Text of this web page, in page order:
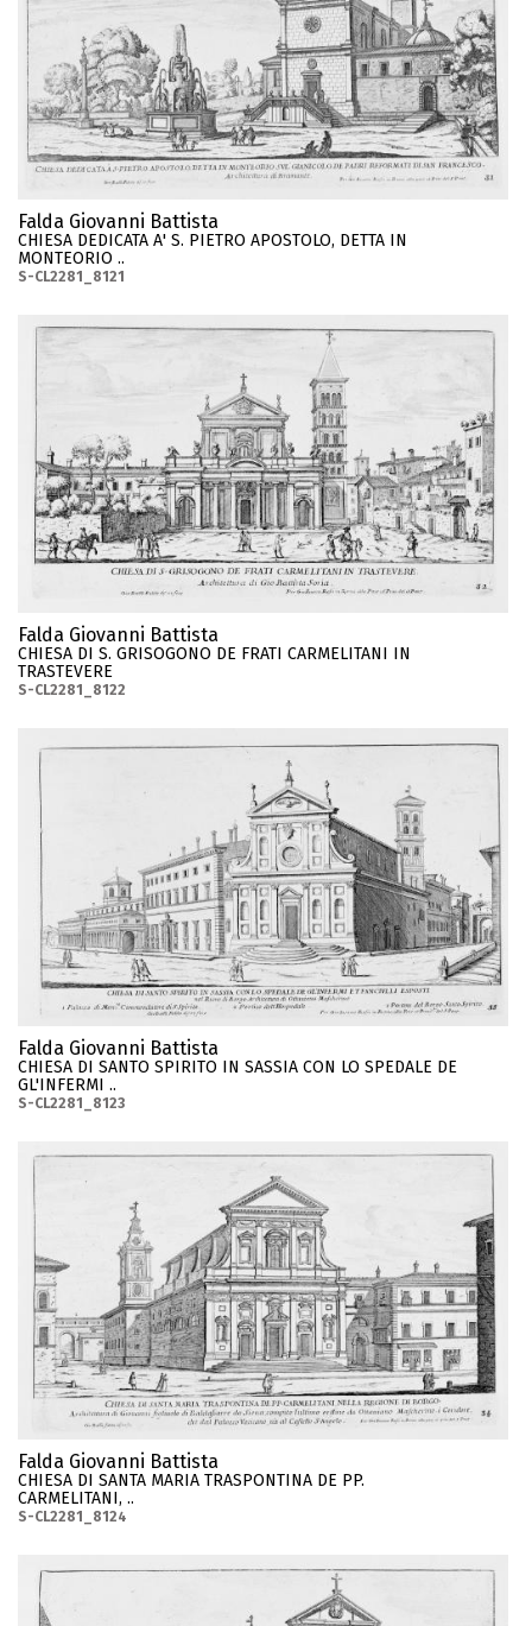
Falda Giovanni Battista
CHIESA DEDICATA A' S. PIETRO APOSTOLO, DETTA IN
MONTEORIO ..
S-CL2281_8121
Falda Giovanni Battista
CHIESA DI S. GRISOGONO DE FRATI CARMELITANI IN
TRASTEVERE
S-CL2281_8122
Falda Giovanni Battista
CHIESA DI SANTO SPIRITO IN SASSIA CON LO SPEDALE DE
GL'INFERMI ..
S-CL2281_8123
Falda Giovanni Battista
CHIESA DI SANTA MARIA TRASPONTINA DE PP.
CARMELITANI, ..
S-CL2281_8124